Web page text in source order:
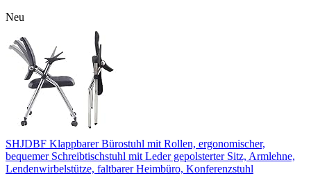
Neu
SHJDBF Klappbarer Bürostuhl mit Rollen, ergonomischer,
bequemer Schreibtischstuhl mit Leder gepolsterter Sitz, Armlehne,
Lendenwirbelstütze, faltbarer Heimbüro, Konferenzstuhl